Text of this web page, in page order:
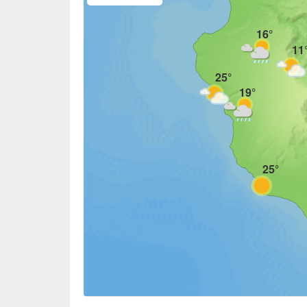
19°
25°
16°
25°
Matin